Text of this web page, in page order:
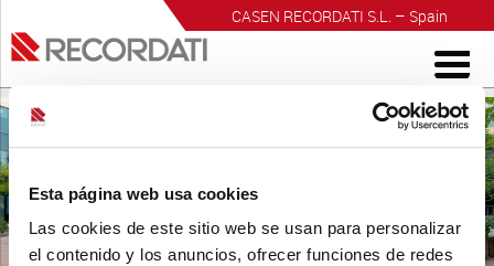
Esta página web usa cookies
Las cookies de este sitio web se usan para personalizar
el contenido y los anuncios, ofrecer funciones de redes
CASEN RECORDATI S.L. – Spain